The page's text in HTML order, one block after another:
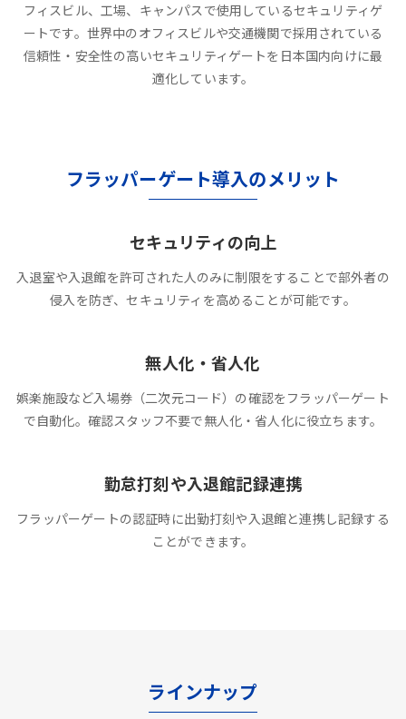
フィスビル、工場、キャンパスで使用しているセキュリティゲ
ートです。世界中のオフィスビルや交通機関で採用されている
信頼性・安全性の高いセキュリティゲートを日本国内向けに最
適化しています。
フラッパーゲート導入のメリット
セキュリティの向上
入退室や入退館を許可された人のみに制限をすることで部外者の
侵入を防ぎ、セキュリティを高めることが可能です。
無人化・省人化
娯楽施設など入場券（二次元コード）の確認をフラッパーゲート
で自動化。確認スタッフ不要で無人化・省人化に役立ちます。
勤怠打刻や入退館記録連携
フラッパーゲートの認証時に出勤打刻や入退館と連携し記録する
ことができます。
ラインナップ